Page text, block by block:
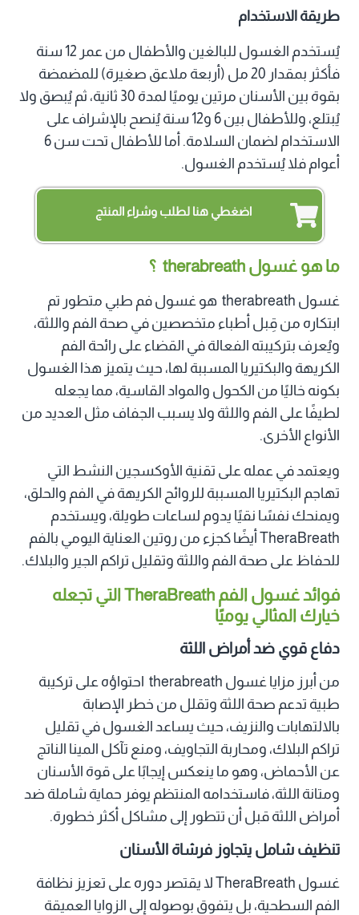
طريقة الاستخدام
يُستخدم الغسول للبالغين والأطفال من عمر 12 سنة
فأكثر بمقدار 20 مل (أربعة ملاعق صغيرة) للمضمضة
بقوة بين الأسنان مرتين يوميًا لمدة 30 ثانية، ثم يُبصق ولا
يُبتلع، وللأطفال بين 6 و12 سنة يُنصح بالإشراف على
الاستخدام لضمان السلامة. أما للأطفال تحت سن 6
أعوام فلا يُستخدم الغسول.
اضغطي هنا لطلب وشراء المنتج
ما هو غسول therabreath ؟
غسول therabreath هو غسول فم طبي متطور تم
ابتكاره من قِبل أطباء متخصصين في صحة الفم واللثة،
ويُعرف بتركيبته الفعالة في القضاء على رائحة الفم
الكريهة والبكتيريا المسببة لها، حيث يتميز هذا الغسول
بكونه خاليًا من الكحول والمواد القاسية، مما يجعله
لطيفًا على الفم واللثة ولا يسبب الجفاف مثل العديد من
الأنواع الأخرى.
ويعتمد في عمله على تقنية الأوكسجين النشط التي
تهاجم البكتيريا المسببة للروائح الكريهة في الفم والحلق،
ويمنحك نفسًا نقيًا يدوم لساعات طويلة، ويستخدم
TheraBreath أيضًا كجزء من روتين العناية اليومي بالفم
للحفاظ على صحة الفم واللثة وتقليل تراكم الجير والبلاك.
فوائد غسول الفم TheraBreath التي تجعله
خيارك المثالي يوميًا
دفاع قوي ضد أمراض اللثة
من أبرز مزايا غسول therabreath احتواؤه على تركيبة
طبية تدعم صحة اللثة وتقلل من خطر الإصابة
بالالتهابات والنزيف، حيث يساعد الغسول في تقليل
تراكم البلاك، ومحاربة التجاويف، ومنع تآكل المينا الناتج
عن الأحماض، وهو ما ينعكس إيجابًا على قوة الأسنان
ومتانة اللثة، فاستخدامه المنتظم يوفر حماية شاملة ضد
أمراض اللثة قبل أن تتطور إلى مشاكل أكثر خطورة.
تنظيف شامل يتجاوز فرشاة الأسنان
غسول TheraBreath لا يقتصر دوره على تعزيز نظافة
الفم السطحية، بل يتفوق بوصوله إلى الزوايا العميقة